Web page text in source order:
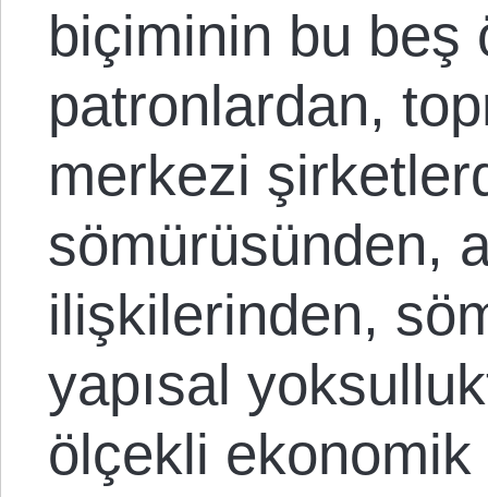
biçiminin bu beş
patronlardan,
merkezi
sömürüsünden,
ilişkilerinden,
yapısal
ölçekli